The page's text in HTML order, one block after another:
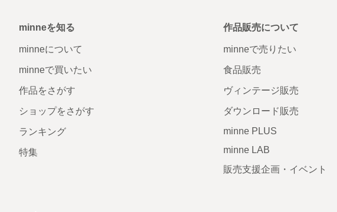
minneを知る
minneについて
minneで買いたい
作品をさがす
ショップをさがす
ランキング
特集
作品販売について
minneで売りたい
食品販売
ヴィンテージ販売
ダウンロード販売
minne PLUS
minne LAB
販売支援企画・イベント